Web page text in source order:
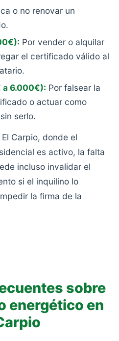
o no renovar un
Por vender o alquilar
el certificado válido al
a 6.000€): Por falsear la
o actuar como
serlo.
Carpio, donde el
es activo, la falta
incluso invalidar el
si el inquilino lo
la firma de la
sobre
energético en